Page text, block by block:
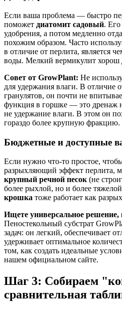
Если ваша проблема — быстро
поможет диатомит садовый.
удобрения, а потом медленно
похожим образом. Часто
в отличие от перлита, является
воды. Мелкий вермикулит хорош
Совет от GrowPlant: Не
для удержания влаги. В отличие
гранулятов, он почти не
функция в горшке — это дренаж
не удержание влаги. В этом он
гораздо более крупную фракцию.
Бюджетные и доступные
Если нужно что-то простое,
разрыхляющий эффект перлита,
крупный речной песок (не
более рыхлой, но и более
крошка тоже работает как
Ищете универсальное решение,
Пеностекольный субстрат
задач: он легкий, обеспечивает
удерживает оптимальное
том, как создать идеальные
нашем официальном сайте.
Шаг 3: Собираем
сравнительная